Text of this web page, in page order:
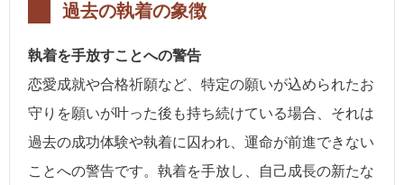
過去の執着の象徴
執着を手放すことへの警告
恋愛成就や合格祈願など、特定の願いが込められたお
守りを願いが叶った後も持ち続けている場合、それは
過去の成功体験や執着に囚われ、運命が前進できない
ことへの警告です。執着を手放し、自己成長の新たな